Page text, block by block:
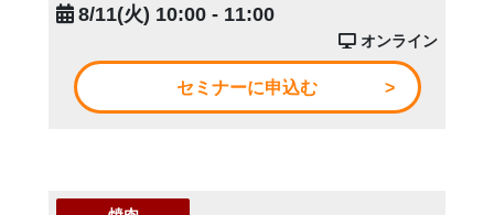
8/11(火) 10:00 - 11:00
オンライン
セミナーに申込む